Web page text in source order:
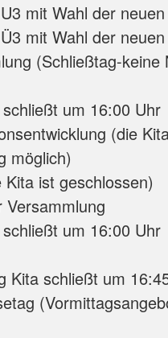
mit Wahl der
mit Wahl der
(Schließtag-keine
um 16:00 Uhr
(die
möglich)
ist geschlossen)
um 16:00 Uhr
Kita schließt um